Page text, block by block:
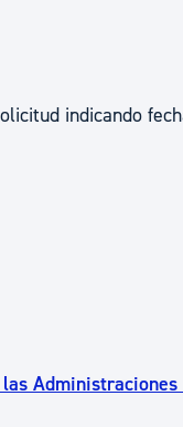
indicando